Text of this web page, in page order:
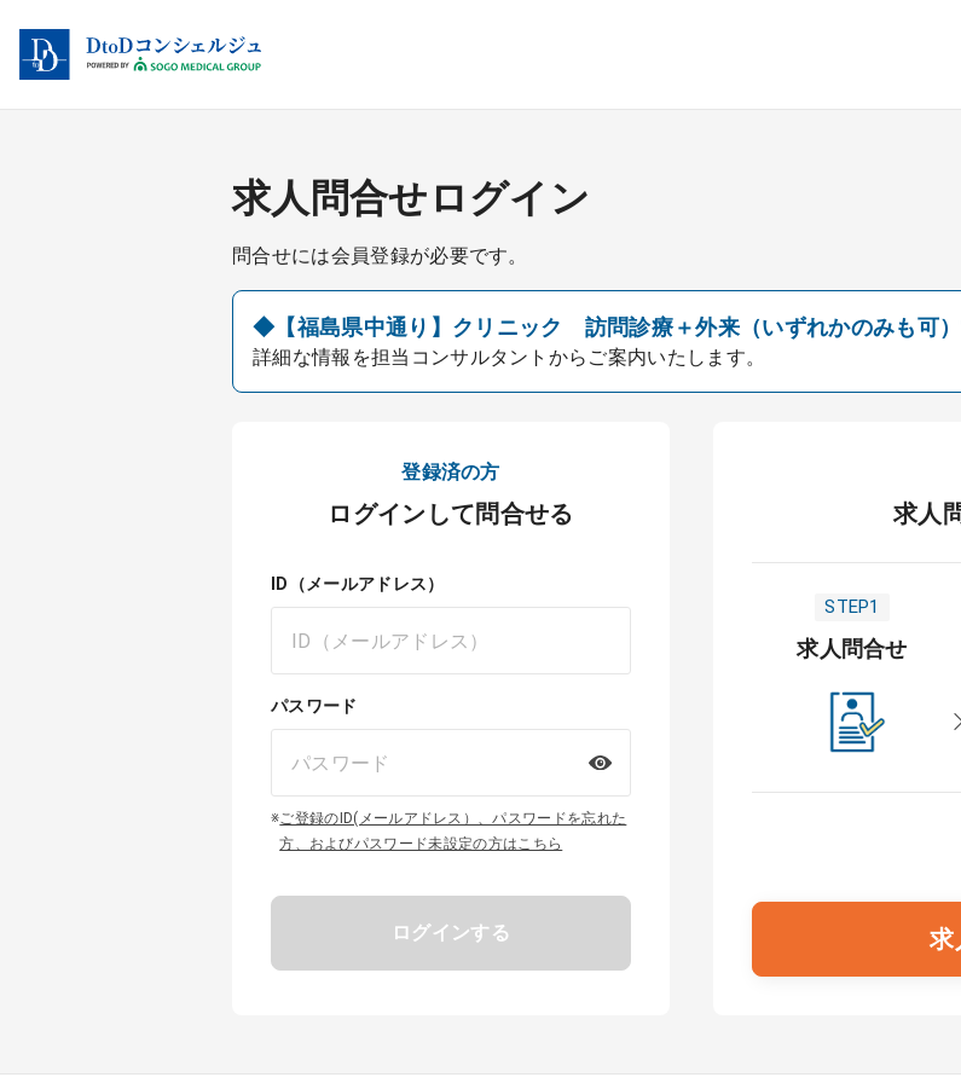
求人問合せログイン
問合せには会員登録が必要です。
◆【福島県中通り】クリニック 訪問診療＋外来（いずれかのみも可
詳細な情報を担当コンサルタントからご案内いたします。
登録済の方
ログインして問合せる
ID（メールアドレス）
パスワード
※ご登録のID(メールアドレス）、パスワードを忘れた
方、およびパスワード未設定の方はこちら
ログインする
求人
STEP1
求人問合せ
求